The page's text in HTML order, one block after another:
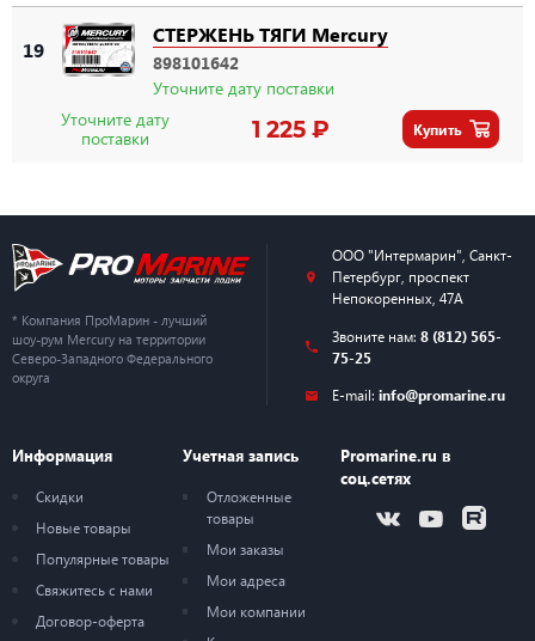
19
СТЕРЖЕНЬ ТЯГИ Mercury
898101642
Уточните дату поставки
Уточните дату
поставки
1 225 ₽ Купить
* Компания ПроМарин - лучший
шоу-рум Mercury на территории
Северо-Западного Федерального
округа
ООО "Интермарин", Санкт-
Петербург, проспект
Непокоренных, 47А
Звоните нам: 8 (812) 565-
75-25
E-mail: info@promarine.ru
Информация
Скидки
Новые товары
Популярные товары
Свяжитесь с нами
Договор-оферта
Учетная запись
Отложенные
товары
Мои заказы
Мои адреса
Мои компании
Promarine.ru в
соц.сетях